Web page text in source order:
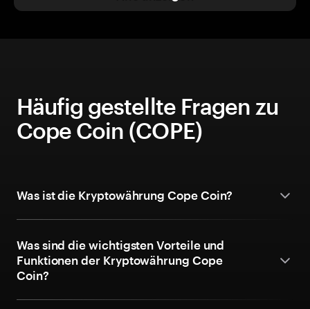
Häufig gestellte Fragen zu
Cope Coin (COPE)
Was ist die Kryptowährung Cope Coin?
Was sind die wichtigsten Vorteile und
Funktionen der Kryptowährung Cope
Coin?